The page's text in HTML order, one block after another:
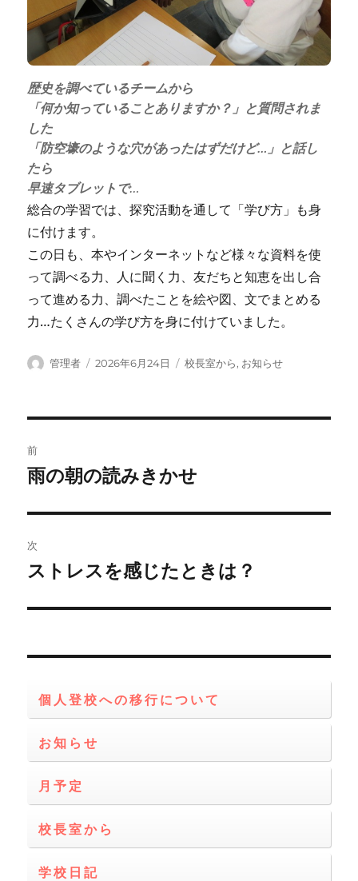
歴史を調べているチームから
「何か知っていることありますか？」と質問されま
した
「防空壕のような穴があったはずだけど…」と話し
たら
早速タブレットで…
総合の学習では、探究活動を通して「学び方」も身
に付けます。
この日も、本やインターネットなど様々な資料を使
って調べる力、人に聞く力、友だちと知恵を出し合
って進める力、調べたことを絵や図、文でまとめる
力…たくさんの学び方を身に付けていました。
投
管理者
投
2026年6月24日
カ
校長室から, お知らせ
稿
ビ
ゲ
ー
ン
前
前
投
稿:
雨の朝の読みきかせ
次
次
投
ストレスを感じたときは？
個人登校への移行について
お知らせ
月予定
校長室から
学校日記